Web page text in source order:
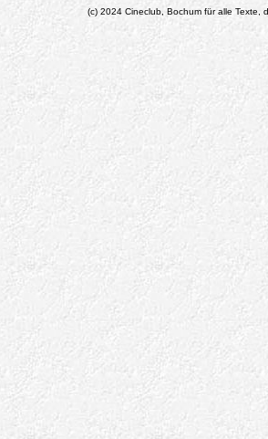
(c) 2024 Cineclub, Bochum für alle Texte,